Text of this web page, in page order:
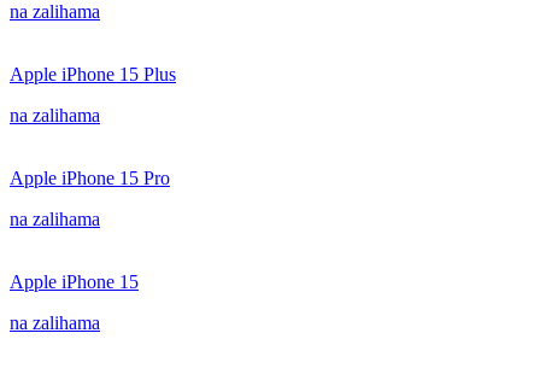
na zalihama
Apple iPhone 15 Plus
na zalihama
Apple iPhone 15 Pro
na zalihama
Apple iPhone 15
na zalihama